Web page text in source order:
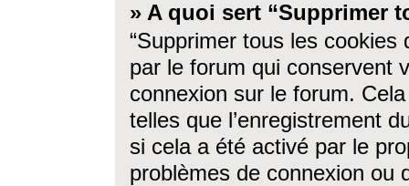
» A quoi sert “Supprimer
“Supprimer tous les cookies
par le forum qui conservent
connexion sur le forum.
telles que l’enregistrement
si cela a été activé par le
problèmes de connexion ou